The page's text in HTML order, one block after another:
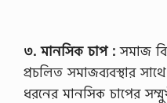
৩. মানসিক চাপ : সমাজ
প্রচলিত সমাজব্যবস্থার
ধরনের মানসিক চাপের